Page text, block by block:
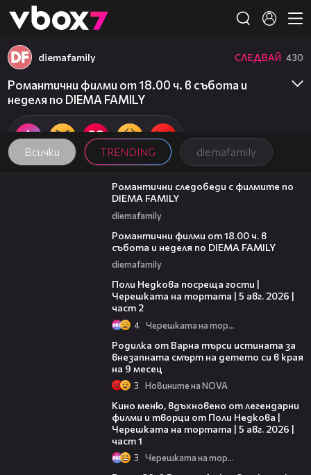
👾
Всички TRENDING diemafamily
diemafamily СЛЕДВАЙ 430
Романтични филми от 18.00 ч. в събота и
неделя по DIEMA FAMILY
00:31
Романтични следобеди с филмите по
DIEMA FAMILY
diemafamily
Романтични филми от 18.00 ч. в
събота и неделя по DIEMA FAMILY
diemafamily
Поли Недкова посреща гости |
Черешката на тортата | 5 авг. 2026 |
част 2
4 Черешката на тортата
Родилка от Варна търси истината за
внезапната смърт на детето си в края
на 9 месец
3 Новините на NOVA
Кино меню, вдъхновено от легендарни
филми и творци от Поли Недкова |
Черешката на тортата | 5 авг. 2026 |
част 1
3 Черешката на тортата